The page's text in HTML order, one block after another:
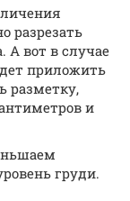
разрезать
А вот в случае
приложить
разметку,
и
груди.